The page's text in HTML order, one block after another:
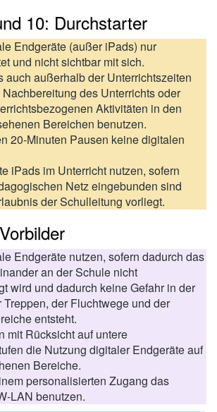
10: Durchstarter
Endgeräte (außer iPads) nur
und nicht sichtbar mit sich.
auch außerhalb der Unterrichtszeiten
Nachbereitung des Unterrichts oder
Aktivitäten in den
Bereichen benutzen.
20-Minuten Pausen keine digitalen
iPads im Unterricht nutzen, sofern
Netz eingebunden sind
der Schulleitung vorliegt.
Endgeräte nutzen, sofern dadurch das
an der Schule nicht
wird und dadurch keine Gefahr in der
Treppen, der Fluchtwege und der
entsteht.
mit Rücksicht auf untere
die Nutzung digitaler Endgeräte auf
Bereiche.
personalisierten Zugang das
LAN benutzen.